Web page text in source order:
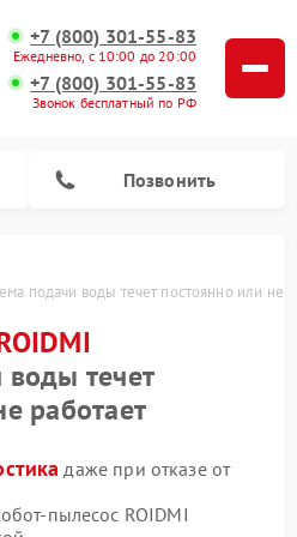
+7 (800) 301-55-83
Ежедневно, с 10:00 до 20:00
+7 (800) 301-55-83
Звонок бесплатный по РФ
Позвонить
подачи воды течет постоянно или не
течет
работает
даже при отказе от
пылесос ROIDMI